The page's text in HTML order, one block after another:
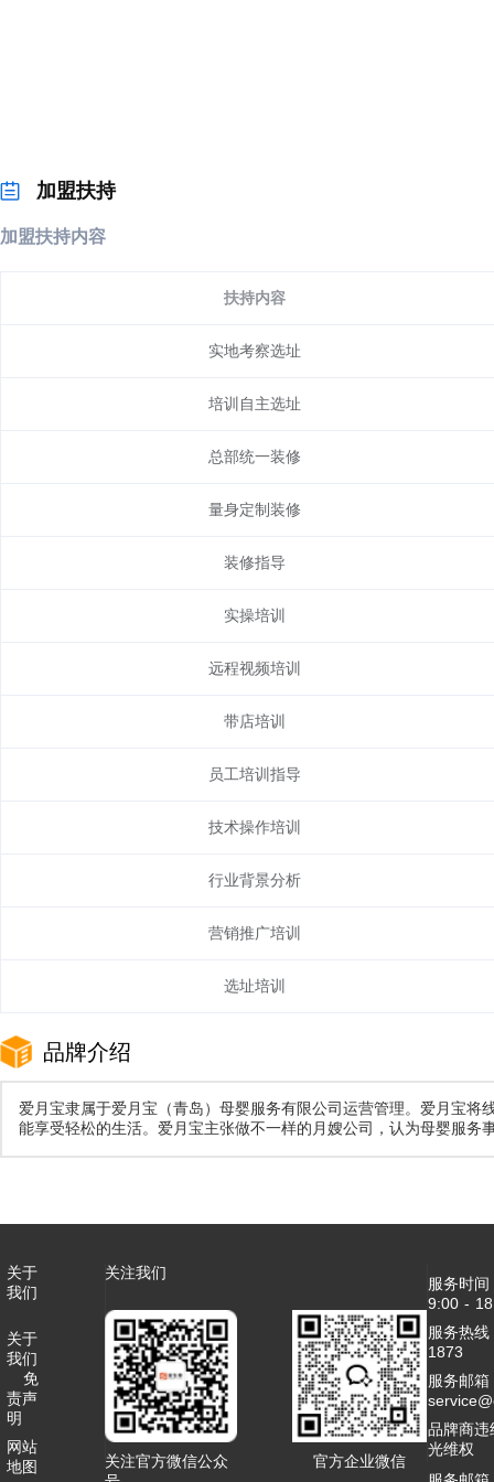
加盟扶持
加盟扶持内容
扶持内容
实地考察选址
培训自主选址
总部统一装修
量身定制装修
装修指导
实操培训
远程视频培训
带店培训
员工培训指导
技术操作培训
行业背景分析
营销推广培训
选址培训
品牌介绍
爱月宝隶属于爱月宝（青岛）母婴服务有限公司运营管理。爱月宝
能享受轻松的生活。爱月宝主张做不一样的月嫂公司，认为母婴服务
关于
我们
关于
我们
免
责声
明
网站
地图
关注我们
关注官方微信公众
官方企业微信
服务时
9:00 -
服务热
1873
服务邮箱
品牌商违
光维权